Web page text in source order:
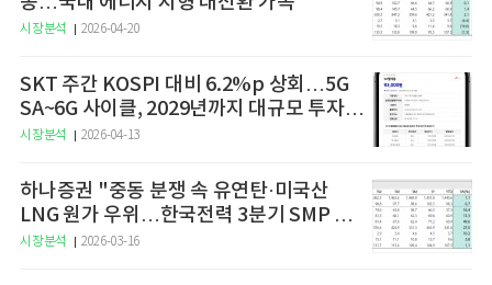
시장분석 2026-04-20
SKT 주간 KOSPI 대비 6.2%p 상회…5G
SA~6G 사이클, 2029년까지 대규모 투자
예고
시장분석 2026-04-13
하나증권 "중동 분쟁 속 유연탄·미국산
LNG 원가 우위…한국전력 3분기 SMP 상
승 전망"
시장분석 2026-03-16